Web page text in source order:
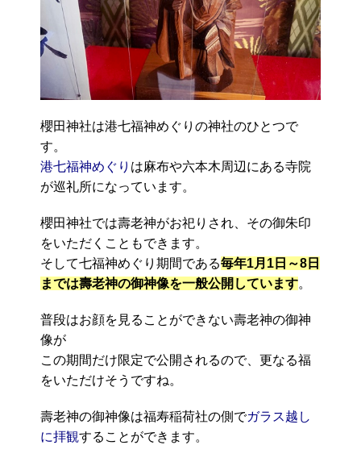
櫻田神社は港七福神めぐりの神社のひとつで
す。
港七福神めぐり は麻布や六本木周辺にある寺院
が巡礼所になっています。
櫻田神社では壽老神がお祀りされ、その御朱印
をいただくこともできます。
そして七福神めぐり期間である毎年1月1日～8日
までは壽老神の御神像を一般公開しています。
普段はお顔を見ることができない壽老神の御神
像が
この期間だけ限定で公開されるので、更なる福
をいただけそうですね。
壽老神の御神像は福寿稲荷社の側でガラス越し
に拝観することができます。